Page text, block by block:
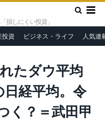
損しにくい投資」
投資 ビジネス・ライフ 人気連
れたダウ平均と、わずか4倍の
武田甲州
たダウ平均
経平均。令
く？＝武田甲